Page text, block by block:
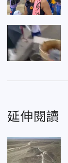
延伸閱讀